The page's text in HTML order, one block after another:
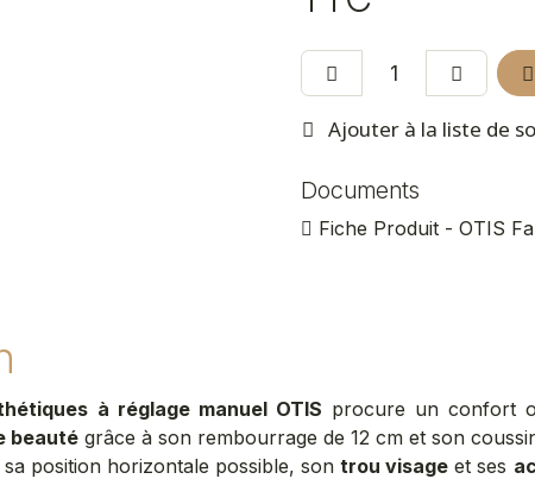
Ajouter à la liste de
Documents
Fiche Produit - OTIS
à réglage manuel OTIS procure un confort
beauté grâce à son rembourrage de 12 cm et son
sa position horizontale possible, sontrou visage et ses